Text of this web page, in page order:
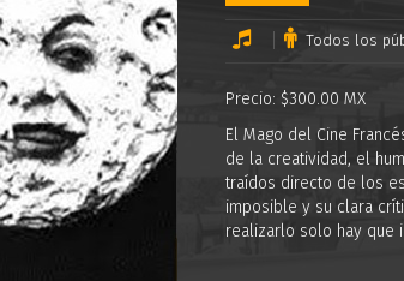
Todos los
Precio: $300.00 MX
El Mago del Cine
de la creatividad, el
traídos directo de los
imposible y su clara
realizarlo solo hay que